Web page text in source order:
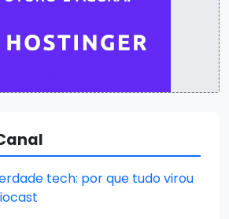
tech: por que tudo virou